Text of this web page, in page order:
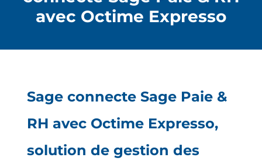
avec Octime Expresso
Sage connecte Sage Paie &
RH avec Octime Expresso,
solution de gestion des